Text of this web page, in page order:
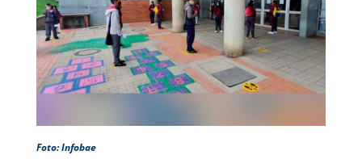
Foto: Infobae